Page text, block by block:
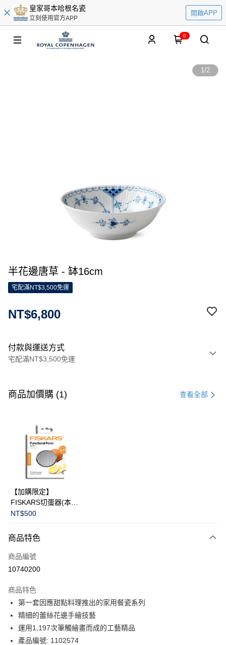
皇家哥本哈根名瓷
立刻使用官方APP
開啟APP
0
1/2
半花邊唐草 - 缽16cm
宅配滿NT$3,500免運
NT$6,800
付款與運送方式
宅配滿NT$3,500免運
信用卡一次付款
3 期 0 利率 每期
合作金庫商業銀行
華南商業銀行
上海商業儲蓄銀行
國泰世華商業銀行
臺灣中小企業銀行
匯豐（台灣）商業銀行
聯邦商業銀行
元大商業銀行
台新國際商業銀行
LINE Pay
Apple Pay
運送方式
黑貓宅急便
商品加價購 (1) 查看全部
【加購限定】
FISKARS切蛋器(本商
品不提供破損保證)
NT$500
商品特色
商品編號
10740200
商品特色
第一套因應甜點料理推出的家用餐瓷系列
精細的蕾絲花邊手繪技藝
運用1,197次筆觸繪畫而成的工藝精品
產品編號: 1102574